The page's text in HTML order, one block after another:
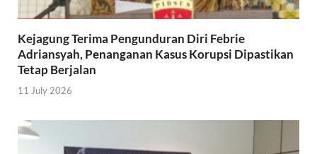
Kejagung Terima Pengunduran Diri Febrie
Adriansyah, Penanganan Kasus Korupsi Dipastikan
Tetap Berjalan
11 July 2026